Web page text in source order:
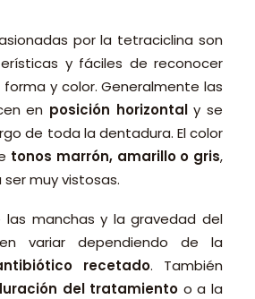
por la tetraciclina son
y fáciles de reconocer
y color. Generalmente las
en posición horizontaly se
de toda la dentadura. El color
tonos marrón, amarillo o gris,
muy vistosas.
las manchas y la gravedad del
variar dependiendo de la
recetado. También
del tratamiento o a la